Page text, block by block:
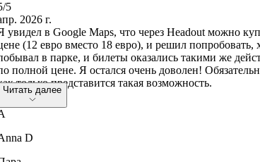
/5
2026 г.
увидел в Google Maps, что через Headout можно
(12 евро вместо 18 евро), и решил попробовать,
в парке, и билеты оказались такими же
полной цене. Я остался очень доволен!
только представится такая возможность.
Читать далее
D